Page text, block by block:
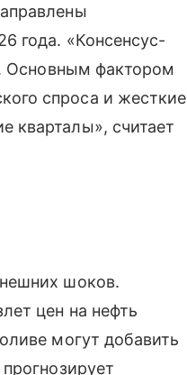
года. «Консенсус-
Основным фактором
спроса и жесткие
кварталы», считает
шоков.
цен на нефть
могут добавить